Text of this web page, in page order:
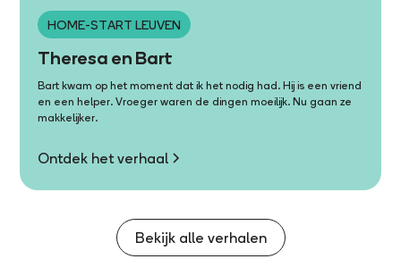
HOME-START LEUVEN
Theresa en Bart
Bart kwam op het moment dat ik het nodig had. Hij is een vriend
en een helper. Vroeger waren de dingen moeilijk. Nu gaan ze
makkelijker.
Ontdek het verhaal
Bekijk alle verhalen